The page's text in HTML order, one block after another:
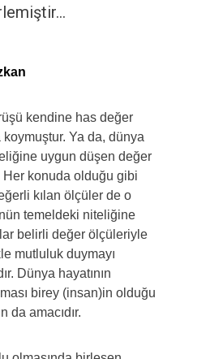
kendine has değer
Ya da, dünya
uygun düşen değer
Her konuda olduğu gibi
kılan ölçüler de o
temeldeki niteliğine
belirli değer ölçüleriyle
mutluluk duymayı
Dünya hayatının
birey (insan)in olduğu
da amacıdır.